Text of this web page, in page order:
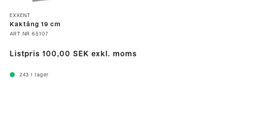
EXXENT
Kaktång 19 cm
ART.NR 65107
Listpris 100,00 SEK exkl. moms
243 I lager